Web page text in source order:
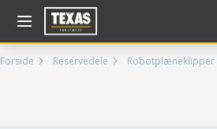
Forside Reservedele Robotplæneklipper